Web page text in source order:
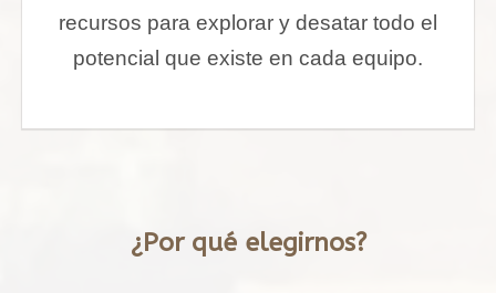
recursos para explorar y desatar todo el
potencial que existe en cada equipo.
¿Por qué elegirnos?